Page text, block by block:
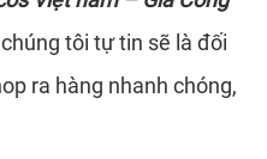
tôi tự tin sẽ là đối
ra hàng nhanh chóng,